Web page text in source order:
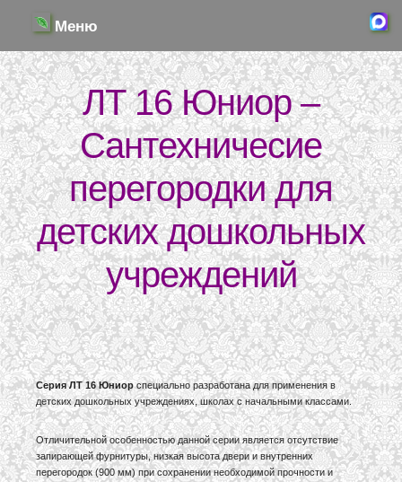
Меню
ЛТ 16 Юниор –
Сантехничесие
перегородки для
детских дошкольных
учреждений
Серия ЛТ 16 Юниорспециально разработана для применения в
детских дошкольных учреждениях, школах с начальными классами.
Отличительной особенностью данной серии является отсутствие
запирающей фурнитуры, низкая высота двери и внутренних
перегородок (900 мм) при сохранении необходимой прочности и